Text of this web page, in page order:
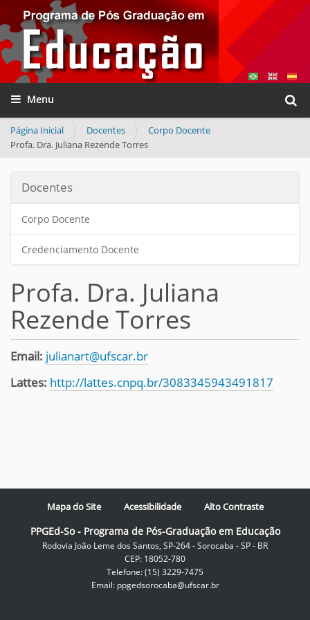
Busca
Toggle navigation
Página Inicial Docentes
Corpo Docente
Profa. Dra. Juliana Rezende Torres
Docentes
Corpo Docente
Credenciamento Docente
Profa. Dra. Juliana
Rezende Torres
Email: julianart@ufscar.br
Lattes: http://lattes.cnpq.br/3083345943491817
Mapa do Site Acessibilidade Alto Contraste
PPGEd-So - Programa de Pós-Graduação em Educação
Rodovia João Leme dos Santos, SP-264 - Sorocaba - SP - BR
CEP: 18052-780
Telefone: (15) 3229-7475
Email: ppgedsorocaba@ufscar.br